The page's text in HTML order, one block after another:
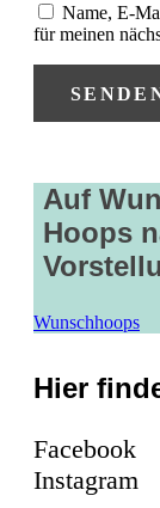
Name, E-
für meinen
Auf
Hoops
Wunschhoops
Hier
Facebook
Instagram